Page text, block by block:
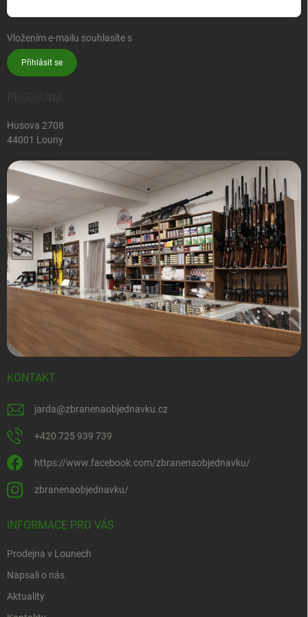
Vložením e-mailu souhlasíte s
Přihlásit se
Husova 2708
44001 Louny
KONTAKT
jarda@zbranenaobjednavku.cz
+420 725 939 739
https://www.facebook.com/zbranenaobjednavku/
zbranenaobjednavku/
INFORMACE PRO VÁS
Prodejna v Lounech
Napsali o nás
Aktuality